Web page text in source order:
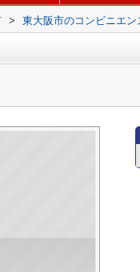
> 東大阪市のコンビニエン